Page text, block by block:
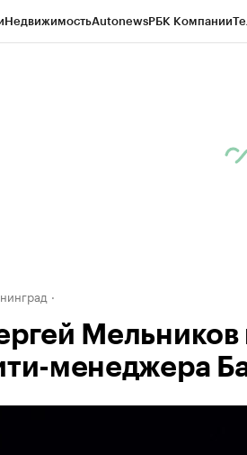
НедвижимостьAutonewsРБК Компании
Мельников
менеджера